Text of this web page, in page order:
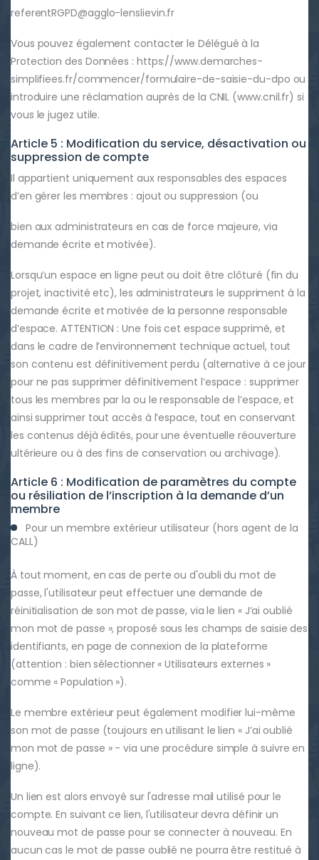
referentRGPD@agglo-lenslievin.fr
Vous pouvez également contacter le Délégué à la
Protection des Données : https://www.demarches-
simplifiees.fr/commencer/formulaire-de-saisie-du-dpo ou
introduire une réclamation auprès de la CNIL (www.cnil.fr) si
vous le jugez utile.
Article 5 : Modification du service, désactivation ou
suppression de compte
Il appartient uniquement aux responsables des espaces
d’en gérer les membres : ajout ou suppression (ou
bien aux administrateurs en cas de force majeure, via
demande écrite et motivée).
Lorsqu’un espace en ligne peut ou doit être clôturé (fin du
projet, inactivité etc), les administrateurs le suppriment à la
demande écrite et motivée de la personne responsable
d’espace. ATTENTION : Une fois cet espace supprimé, et
dans le cadre de l’environnement technique actuel, tout
son contenu est définitivement perdu (alternative à ce jour
pour ne pas supprimer définitivement l’espace : supprimer
tous les membres par la ou le responsable de l’espace, et
ainsi supprimer tout accès à l’espace, tout en conservant
les contenus déjà édités, pour une éventuelle réouverture
ultérieure ou à des fins de conservation ou archivage).
Article 6 : Modification de paramètres du compte
ou résiliation de l’inscription à la demande d’un
membre
Pour un membre extérieur utilisateur (hors agent de la
CALL)
À tout moment, en cas de perte ou d'oubli du mot de
passe, l'utilisateur peut effectuer une demande de
réinitialisation de son mot de passe, via le lien « J’ai oublié
mon mot de passe », proposé sous les champs de saisie des
identifiants, en page de connexion de la plateforme
(attention : bien sélectionner « Utilisateurs externes »
comme « Population »).
Le membre extérieur peut également modifier lui-même
son mot de passe (toujours en utilisant le lien « J’ai oublié
mon mot de passe » - via une procédure simple à suivre en
ligne).
Un lien est alors envoyé sur l'adresse mail utilisé pour le
compte. En suivant ce lien, l'utilisateur devra définir un
nouveau mot de passe pour se connecter à nouveau. En
aucun cas le mot de passe oublié ne pourra être restitué à